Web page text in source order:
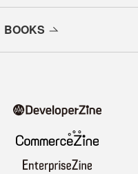
BOOKS